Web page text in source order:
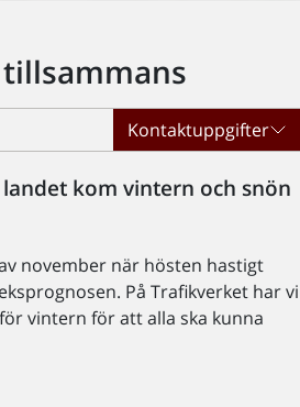
tillsammans
Kontaktuppgifter
kom vintern och snön
november när hösten hastigt
På Trafikverket har vi
vintern för att alla ska kunna